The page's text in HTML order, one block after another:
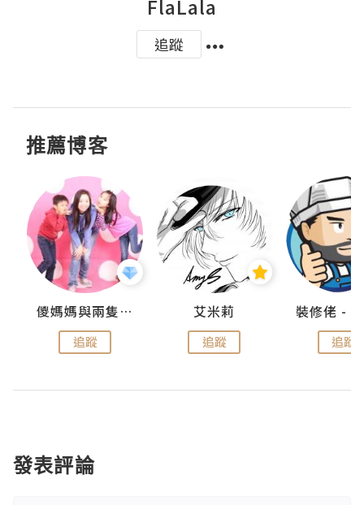
FlaLala
追蹤
推薦博客
儍媽媽與兩隻小魔怪之家
追蹤
艾米莉
追蹤 追蹤
發表評論